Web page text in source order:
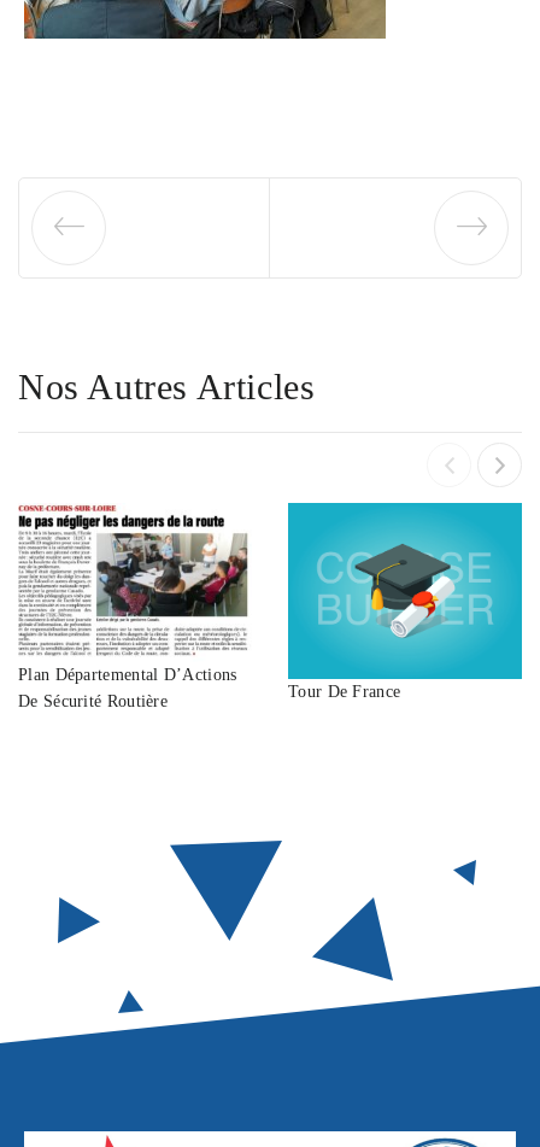
Nos Autres Articles
Plan Départemental D’Actions
De Sécurité Routière
Tour De France